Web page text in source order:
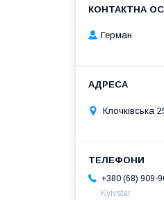
Герман
Клочкiвська
+380 (68) 909-
Kyivstar